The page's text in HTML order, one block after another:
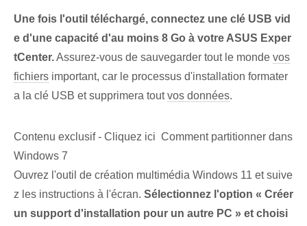
Une fois l'outil téléchargé, connectez une clé USB vid
e d'une capacité d'au moins 8 Go à votre ASUS⁢ Exper
tCenter.Assurez-vous de ⁣sauvegarder⁤ tout le monde vos
fichiers important, car le processus d'installation formater
a la clé USB et supprimera toutvos données.
Contenu exclusif - Cliquez ici Comment partitionner dans
Windows 7
Ouvrez l'outil de création multimédia Windows 11 et suive
z les instructions à l'écran.‍ Sélectionnez l'option « Créer
un support d'installation pour un autre PC » et choisi